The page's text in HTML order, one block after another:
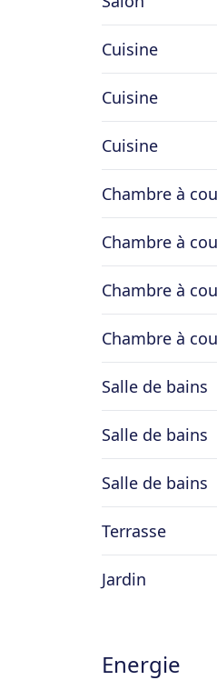
Cuisine
Cuisine
Cuisine
Chambre à
Chambre à
Chambre à
Chambre à
Salle de bains
Salle de bains
Salle de bains
Terrasse
Jardin
Energie